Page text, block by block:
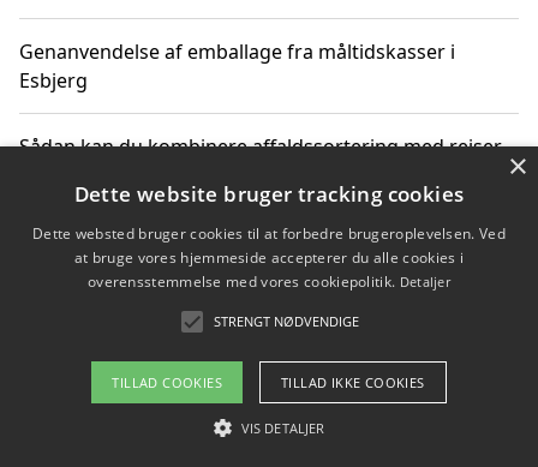
Genanvendelse af emballage fra måltidskasser i
Esbjerg
Sådan kan du kombinere affaldssortering med rejser
Hvordan affaldssortering kan bidrage til co2 reduktion
Om / kontakt
Blog Betingelser
×
Dette website bruger tracking cookies
Dette websted bruger cookies til at forbedre brugeroplevelsen. Ved
at bruge vores hjemmeside accepterer du alle cookies i
overensstemmelse med vores cookiepolitik. Detaljer
STRENGT NØDVENDIGE
TILLAD COOKIES TILLAD IKKE COOKIES
VIS DETALJER